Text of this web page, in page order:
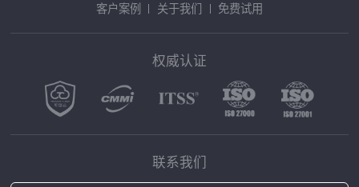
客户案例
关于我们 免费试用
权威认证
联系我们